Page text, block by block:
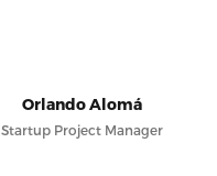
Orlando Alomá
Startup Project Manager